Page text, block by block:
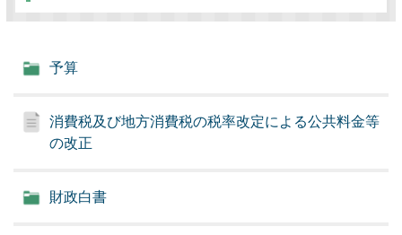
予算
消費税及び地方消費税の税率改定による公共料金等
の改正
財政白書